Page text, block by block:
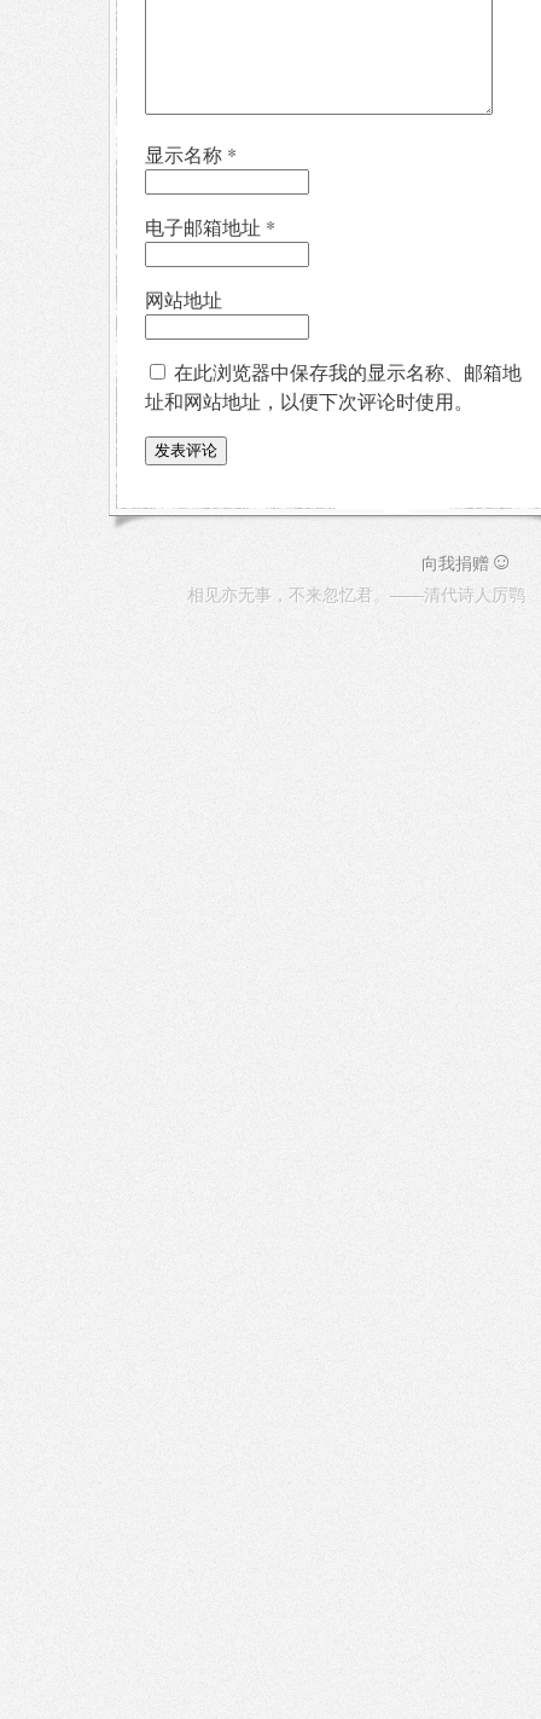
显示名称 *
电子邮箱地址 *
网站地址
在此浏览器中保存我的显示名称、邮箱地
址和网站地址，以便下次评论时使用。
向我捐赠 ☺
相见亦无事，不来忽忆君。——清代诗人厉鹗